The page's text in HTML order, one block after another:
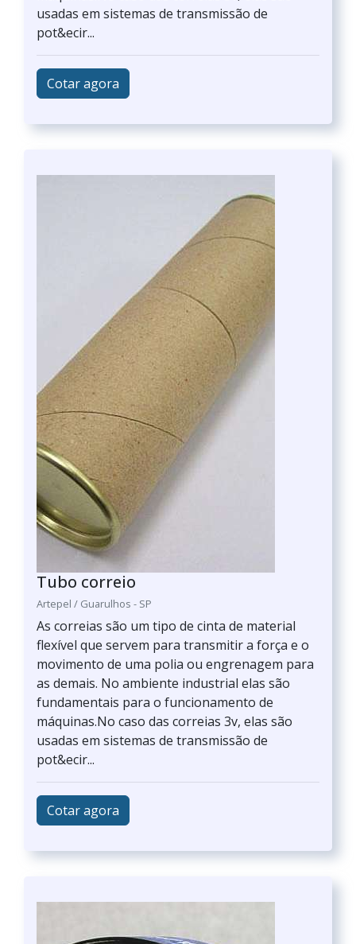
usadas em sistemas de transmissão de
pot&ecir...
Cotar agora
Tubo correio
Artepel / Guarulhos - SP
As correias são um tipo de cinta de material
flexível que servem para transmitir a força e o
movimento de uma polia ou engrenagem para
as demais. No ambiente industrial elas são
fundamentais para o funcionamento de
máquinas.No caso das correias 3v, elas são
usadas em sistemas de transmissão de
pot&ecir...
Cotar agora